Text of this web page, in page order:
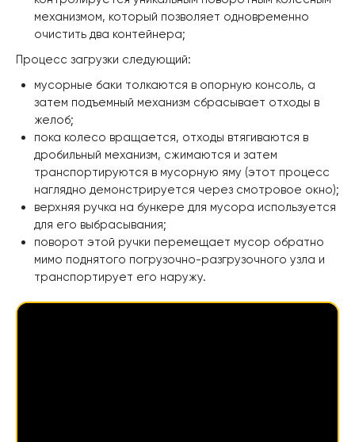
механизмом, который позволяет одновременно
очистить два контейнера;
Процесс загрузки следующий:
мусорные баки толкаются в опорную консоль, а
затем подъемный механизм сбрасывает отходы в
желоб;
пока колесо вращается, отходы втягиваются в
дробильный механизм, сжимаются и затем
транспортируются в мусорную яму (этот процесс
наглядно демонстрируется через смотровое окно);
верхняя ручка на бункере для мусора используется
для его выбрасывания;
поворот этой ручки перемещает мусор обратно
мимо поднятого погрузочно-разгрузочного узла и
транспортирует его наружу.